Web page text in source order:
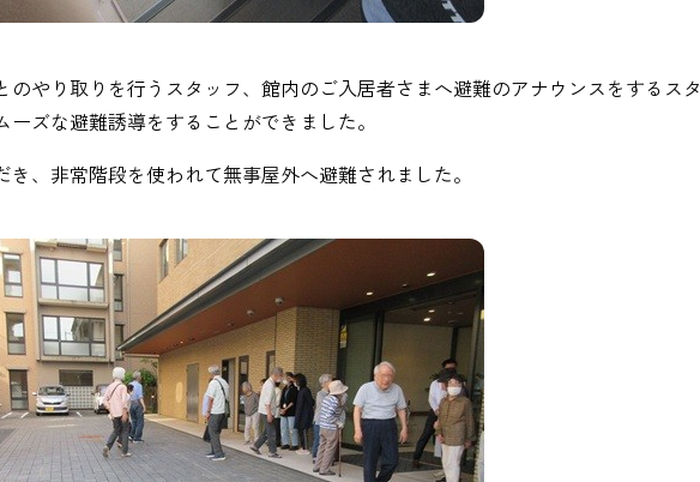
やり取りを行うスタッフ、館内のご入居者さまへ避難のアナウンスをするスタ
ズな避難誘導をすることができました。
、非常階段を使われて無事屋外へ避難されました。